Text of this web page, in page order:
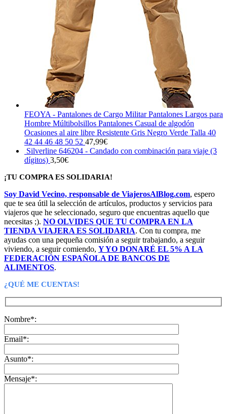
FEOYA - Pantalones de Cargo Militar Pantalones Largos para
Hombre Múltibolsillos Pantalones Casual de algodón
Ocasiones al aire libre Resistente Gris Negro Verde Talla 40
42 44 46 48 50 52 47,99€
Silverline 646204 - Candado con combinación para viaje (3
dígitos) 3,50€
¡TU COMPRA ES SOLIDARIA!
Soy David Vecino, responsable de ViajerosAlBlog.com, espero
que te sea útil la selección de artículos, productos y servicios para
viajeros que he seleccionado, seguro que encuentras aquello que
necesitas ;). NO OLVIDES QUE TU COMPRA EN LA
TIENDA VIAJERA ES SOLIDARIA. Con tu compra, me
ayudas con una pequeña comisión a seguir trabajando, a seguir
viviendo, a seguir comiendo, Y YO DONARÉ EL 5% A LA
FEDERACIÓN ESPAÑOLA DE BANCOS DE
ALIMENTOS.
¿QUÉ ME CUENTAS!
Nombre*:
Email*:
Asunto*:
Mensaje*: